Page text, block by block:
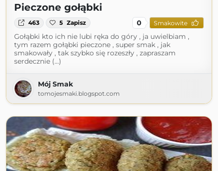
Pieczone gołąbki
463 5 Zapisz 0 Smakowite
Gołąbki kto ich nie lubi ręka do góry , ja uwielbiam ,
tym razem gołąbki pieczone , super smak , jak
smakowały , tak szybko się rozeszły , zapraszam
serdecznie (...)
Mój Smak
tomojesmaki.blogspot.com